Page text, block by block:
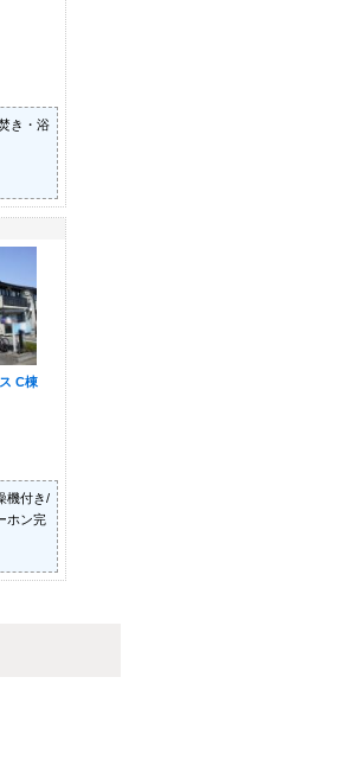
き・浴
C棟
機付き/
ホン完